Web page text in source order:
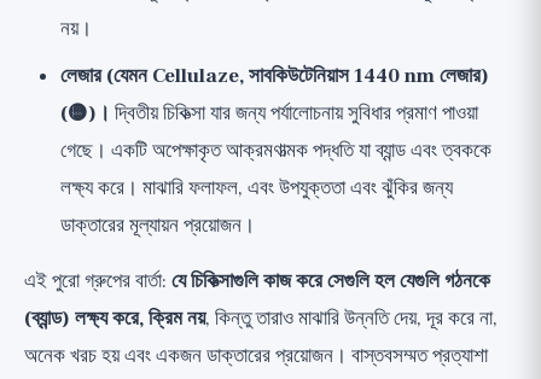
নয়।
লেজার (যেমন Cellulaze, সাবকিউটেনিয়াস 1440 nm লেজার)
(🟡)। দ্বিতীয় চিকিত্সা যার জন্য পর্যালোচনায় সুবিধার প্রমাণ পাওয়া
গেছে। একটি অপেক্ষাকৃত আক্রমণাত্মক পদ্ধতি যা ব্যান্ড এবং ত্বককে
লক্ষ্য করে। মাঝারি ফলাফল, এবং উপযুক্ততা এবং ঝুঁকির জন্য
ডাক্তারের মূল্যায়ন প্রয়োজন।
এই পুরো গ্রুপের বার্তা: যে চিকিত্সাগুলি কাজ করে সেগুলি হল যেগুলি গঠনকে
(ব্যান্ড) লক্ষ্য করে, ক্রিম নয়, কিন্তু তারাও মাঝারি উন্নতি দেয়, দূর করে না,
অনেক খরচ হয় এবং একজন ডাক্তারের প্রয়োজন। বাস্তবসম্মত প্রত্যাশা